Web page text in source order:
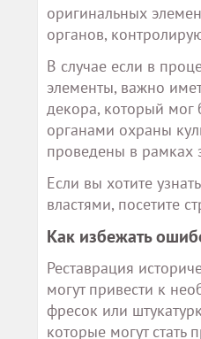
оригинальных
органов,
В случае если в
элементы, важно
декора, который мог
органами охраны
проведены в рамках
Если вы хотите
властями, посетите
Как избежать
Реставрация
могут привести к
фресок или
которые могут